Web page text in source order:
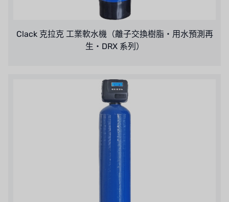
Clack 克拉克 工業軟水機（離子交換樹脂・用水預測再
生・DRX 系列）